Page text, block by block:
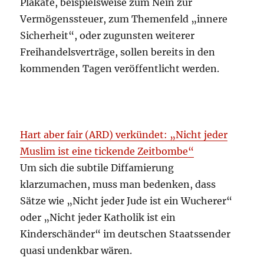
Plakate, beispielsweise zum Nein zur
Vermögenssteuer, zum Themenfeld „innere
Sicherheit“, oder zugunsten weiterer
Freihandelsverträge, sollen bereits in den
kommenden Tagen veröffentlicht werden.
Hart aber fair (ARD) verkündet: „Nicht jeder
Muslim ist eine tickende Zeitbombe“
Um sich die subtile Diffamierung
klarzumachen, muss man bedenken, dass
Sätze wie „Nicht jeder Jude ist ein Wucherer“
oder „Nicht jeder Katholik ist ein
Kinderschänder“ im deutschen Staatssender
quasi undenkbar wären.